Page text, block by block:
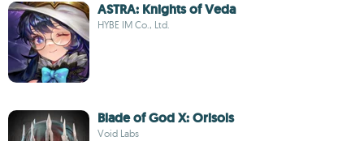
ASTRA: Knights of Veda
HYBE IM Co., Ltd.
Blade of God X: Orisols
Void Labs